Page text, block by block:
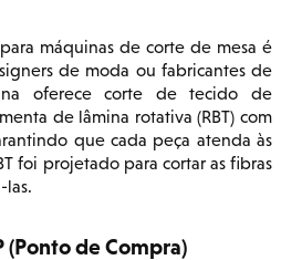
máquinas de corte de mesa é
de moda ou fabricantes de
oferece corte de tecido de
de lâmina rotativa (RBT) com
que cada peça atenda às
foi projetado para cortar as fibras
las.
(Ponto de Compra)